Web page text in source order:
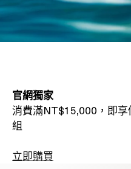
官網獨家
消費滿NT$15,000，即
組
立即購買